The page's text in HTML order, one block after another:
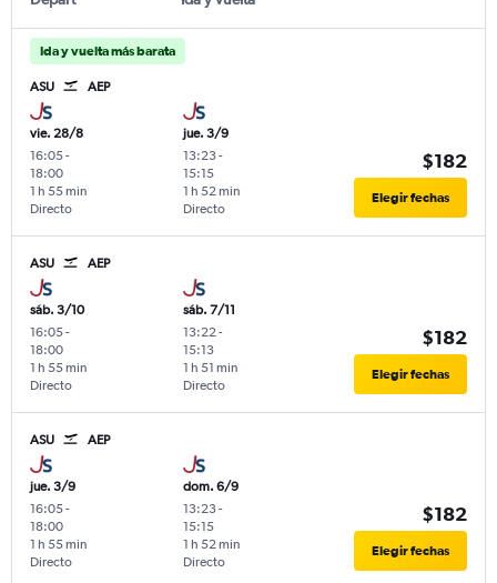
Ida y vuelta más barata
ASU AEP
vie. 28/8
16:05-
18:00
Directo
1 h 55 min
jue. 3/9
13:23-
15:15
Directo
1 h 52 min
$182
Elegir fechas
ASU AEP
sáb. 3/10
16:05-
18:00
Directo
1 h 55 min
sáb. 7/11
13:22-
15:13
Directo
1 h 51 min
$182
Elegir fechas
ASU AEP
jue. 3/9
16:05-
18:00
Directo
1 h 55 min
dom. 6/9
13:23-
15:15
Directo
1 h 52 min
$182
Elegir fechas